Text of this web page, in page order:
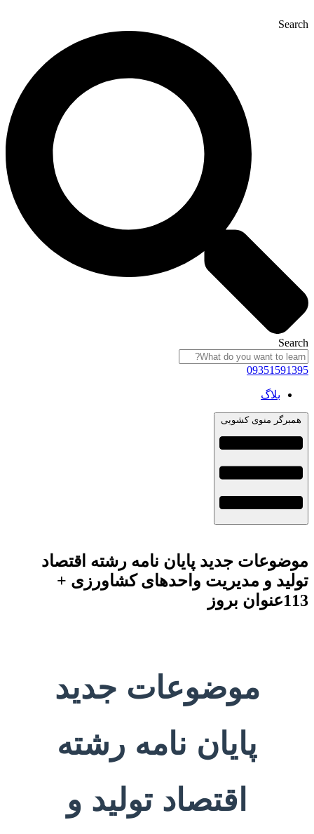
Search
Search
09351591395
بلاگ
همبرگر منوی کشویی
موضوعات جدید پایان نامه رشته اقتصاد
تولید و مدیریت واحدهای کشاورزی +
113عنوان بروز
موضوعات جدید
پایان نامه رشته
اقتصاد تولید و